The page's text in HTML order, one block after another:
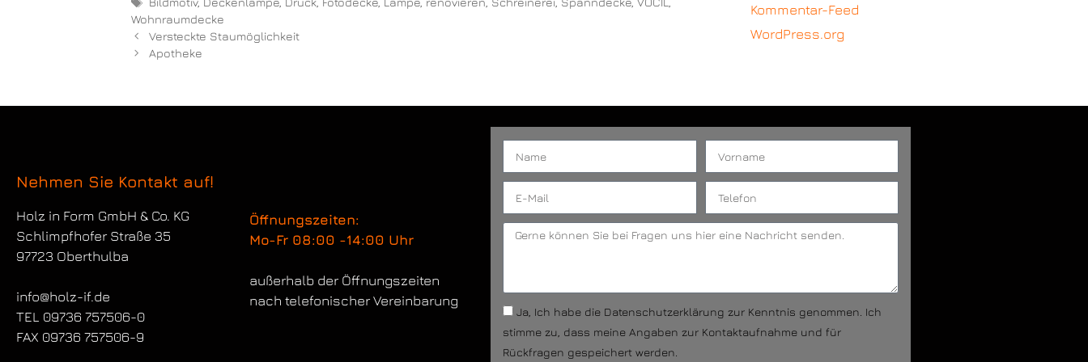
Wohnraumdecke
Versteckte Staumöglichkeit
Apotheke
Kommentar-Feed
WordPress.org
Nehmen Sie Kontakt auf!
Holz in Form GmbH & Co. KG
Schlimpfhofer Straße 35
97723 Oberthulba
info@holz-if.de
TEL 09736 757506-0
FAX 09736 757506-9
Öffnungszeiten:
Mo-Fr 08:00 -14:00 Uhr
außerhalb der Öffnungszeiten
nach telefonischer Vereinbarung
Ja, Ich habe die Datenschutzerklärung zur Kenntnis genommen. Ich
stimme zu, dass meine Angaben zur Kontaktaufnahme und für
Rückfragen gespeichert werden.